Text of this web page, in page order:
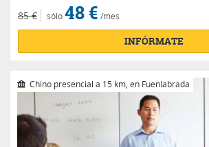
85 € sólo48 € /mes
INFÓRMATE
Chino presencial a 15 km, en Fuenlabrada